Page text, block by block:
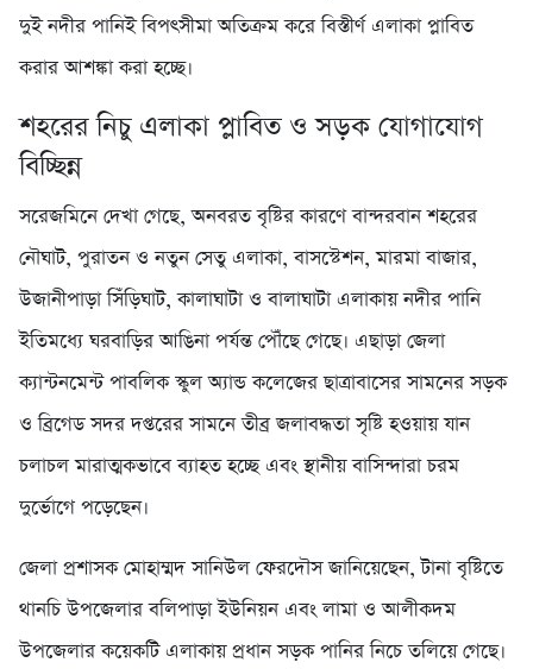
দুই নদীর পানিই বিপৎসীমা অতিক্রম করে বিস্তীর্ণ এলাকা প্লাবিত
করার আশঙ্কা করা হচ্ছে।
শহরের নিচু এলাকা প্লাবিত ও সড়ক যোগাযোগ
বিচ্ছিন্ন
সরেজমিনে দেখা গেছে, অনবরত বৃষ্টির কারণে বান্দরবান শহরের
নৌঘাট, পুরাতন ও নতুন সেতু এলাকা, বাসস্টেশন, মারমা বাজার,
উজানীপাড়া সিঁড়িঘাট, কালাঘাটা ও বালাঘাটা এলাকায় নদীর পানি
ইতিমধ্যে ঘরবাড়ির আঙিনা পর্যন্ত পৌঁছে গেছে। এছাড়া জেলা
ক্যান্টনমেন্ট পাবলিক স্কুল অ্যান্ড কলেজের ছাত্রাবাসের সামনের সড়ক
ও ব্রিগেড সদর দপ্তরের সামনে তীব্র জলাবদ্ধতা সৃষ্টি হওয়ায় যান
চলাচল মারাত্মকভাবে ব্যাহত হচ্ছে এবং স্থানীয় বাসিন্দারা চরম
দুর্ভোগে পড়েছেন।
জেলা প্রশাসক মোহাম্মদ সানিউল ফেরদৌস জানিয়েছেন, টানা বৃষ্টিতে
থানচি উপজেলার বলিপাড়া ইউনিয়ন এবং লামা ও আলীকদম
উপজেলার কয়েকটি এলাকায় প্রধান সড়ক পানির নিচে তলিয়ে গেছে।